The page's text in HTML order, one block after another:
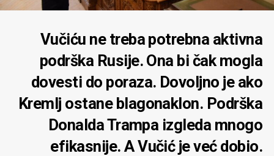
Vučiću ne treba potrebna aktivna
podrška Rusije. Ona bi čak mogla
dovesti do poraza. Dovoljno je ako
Kremlj ostane blagonaklon. Podrška
Donalda Trampa izgleda mnogo
efikasnije. A Vučić je već dobio.